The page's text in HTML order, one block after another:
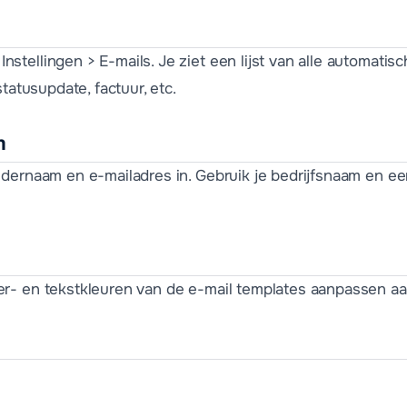
> E-mails. Je ziet een lijst van alle
factuur, etc.
en e-mailadres in. Gebruik je bedrijfsnaam en
en tekstkleuren van de e-mail templates aanpassen